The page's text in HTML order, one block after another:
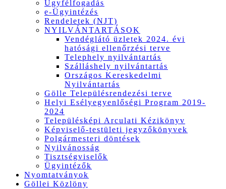
Ügyfélfogadás
e-Ügyintézés
Rendeletek (NJT)
NYILVÁNTARTÁSOK
Vendéglátó üzletek 2024. évi
hatósági ellenőrzési terve
Telephely nyilvántartás
Szálláshely nyilvántartás
Országos Kereskedelmi
Nyilvántartás
Gölle Településrendezési terve
Helyi Esélyegyenlőségi Program 2019-
2024
Településképi Arculati Kézikönyv
Képviselő-testületi jegyzőkönyvek
Polgármesteri döntések
Nyilvánosság
Tisztségviselők
Ügyintézők
Nyomtatványok
Göllei Közlöny